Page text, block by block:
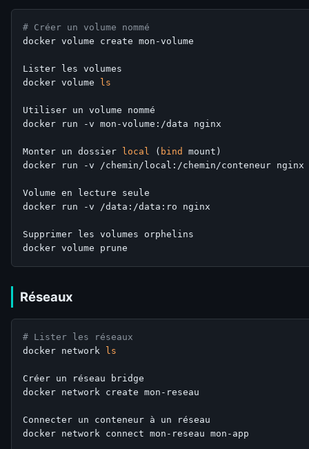
# Créer un volume nommé
docker volume create mon-volume
Lister les volumes
docker volume
ls
Utiliser un volume nommé
docker run -v mon-volume:/data nginx
Monter un dossier local ( bind
mount)
docker run -v /chemin/local:/chemin/conteneur nginx
Volume en lecture seule
docker run -v /data:/data:ro nginx
Supprimer les volumes orphelins
Réseaux
# Lister les réseaux
docker network
ls
Créer un réseau bridge
docker network create mon-reseau
Connecter un conteneur à un réseau
docker network connect mon-reseau mon-app